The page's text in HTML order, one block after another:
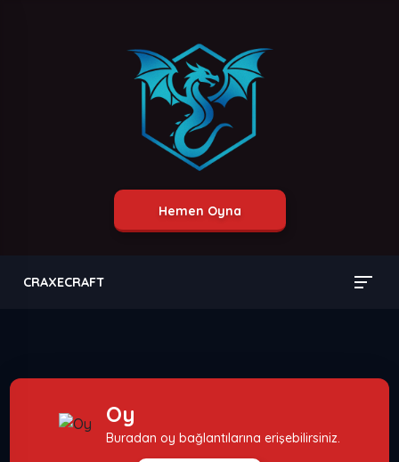
Hemen Oyna
CRAXECRAFT
Oy
Buradan oy bağlantılarına erişebilirsiniz.